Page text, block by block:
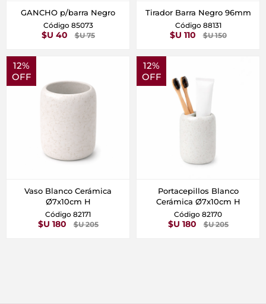
GANCHO p/barra Negro
Código 85073
$U 40 $U 75
Tirador Barra Negro 96mm
Código 88131
$U 110 $U 150
12%
OFF
Vaso Blanco Cerámica
Ø7x10cm H
Código 82171
$U 180 $U 205
12%
OFF
Portacepillos Blanco
Cerámica Ø7x10cm H
Código 82170
$U 180 $U 205